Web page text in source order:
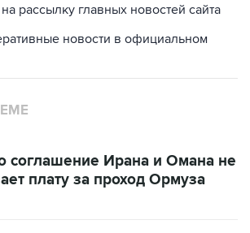
рассылку главных новостей сайта
новости в официальном
соглашение Ирана и Омана не
плату за проход Ормуза